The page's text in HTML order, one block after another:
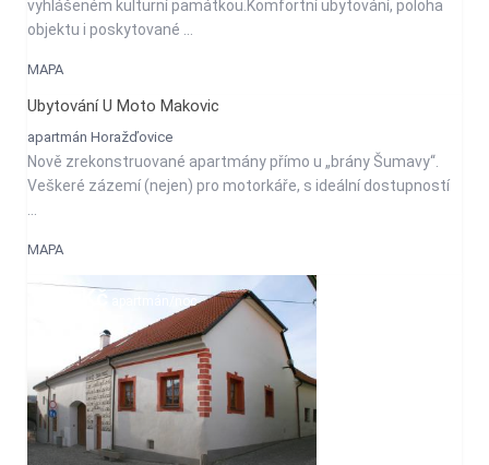
vyhlášeném kulturní památkou.Komfortní ubytování, poloha
objektu i poskytované ...
MAPA
500
Kč
osobu/noc
Ubytování U Moto Makovic
apartmán Horažďovice
Nově zrekonstruované apartmány přímo u „brány Šumavy“.
Veškeré zázemí (nejen) pro motorkáře, s ideální dostupností
MAPA
500 Kč apartmán/noc